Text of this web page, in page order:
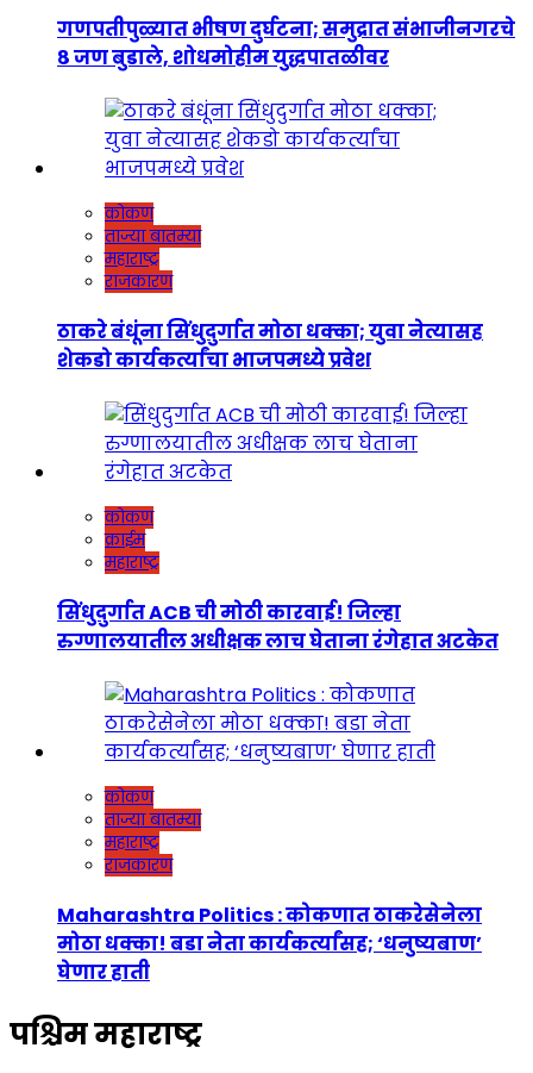
गणपतीपुळ्यात भीषण दुर्घटना; समुद्रात संभाजीनगरचे
८ जण बुडाले, शोधमोहीम युद्धपातळीवर
कोकण
ताज्या बातम्या
महाराष्ट्र
राजकारण
ठाकरे बंधूंना सिंधुदुर्गात मोठा धक्का; युवा नेत्यासह
शेकडो कार्यकर्त्यांचा भाजपमध्ये प्रवेश
कोकण
क्राईम
महाराष्ट्र
सिंधुदुर्गात ACB ची मोठी कारवाई! जिल्हा
रुग्णालयातील अधीक्षक लाच घेताना रंगेहात अटकेत
कोकण
ताज्या बातम्या
महाराष्ट्र
राजकारण
Maharashtra Politics : कोकणात ठाकरेसेनेला
मोठा धक्का! बडा नेता कार्यकर्त्यांसह; ‘धनुष्यबाण’
घेणार हाती
पश्चिम महाराष्ट्र